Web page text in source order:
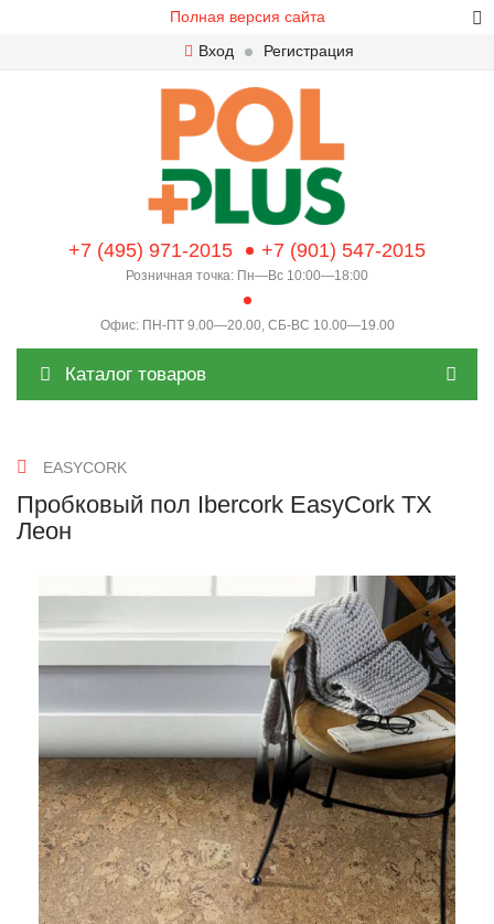
Полная версия сайта
Вход
Регистрация
+7 (495) 971-2015 +7 (901) 547-2015
Розничная точка: Пн—Вс 10:00—18:00
Офис: ПН-ПТ 9.00—20.00, СБ-ВС 10.00—19.00
Каталог товаров
EASYCORK
Пробковый пол Ibercork EasyCork TX
Леон